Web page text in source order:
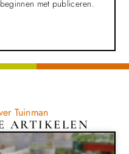
met publiceren.
Tuinman
ARTIKELEN